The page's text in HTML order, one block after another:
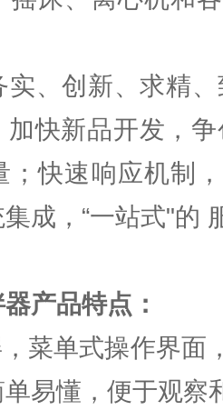
实、创新、求精
加快新品开发，
；快速响应机制
成，“一站式"的
器产品特点：
菜单式操作界面
易懂，便于观察